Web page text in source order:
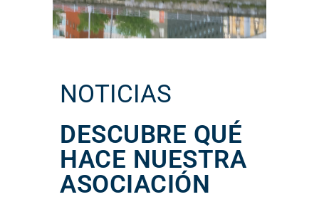
NOTICIAS
DESCUBRE QUÉ
HACE NUESTRA
ASOCIACIÓN